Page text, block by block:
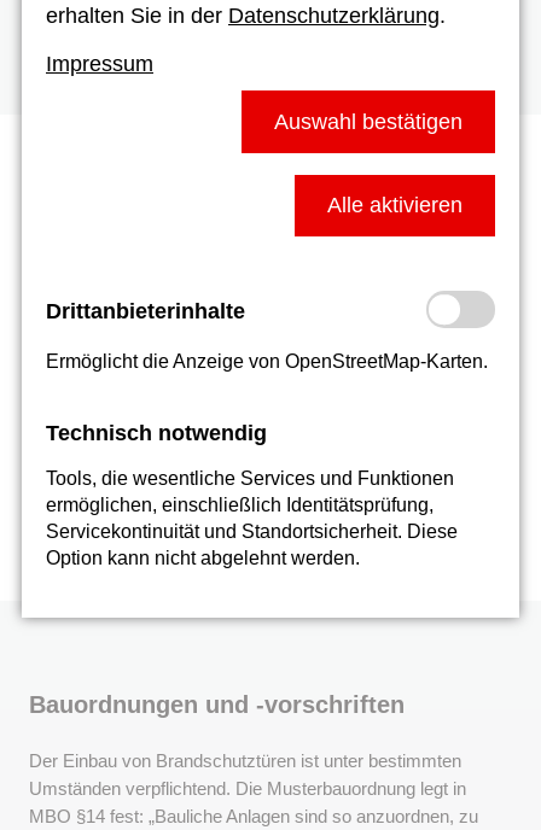
Prüfung von Brandschutztüren
Brandschutztüren verzögern im Brandfall die Ausbreitung des
sowie Sonderbauvorschriften gemäß zu installieren. DIN
4102 benennt die Vorgaben für Installation und Wartung der
schreiben in ASR A1.7 vor, dass Brandschutztüren in
sind etwa einmal jährlich durch einen Sachkundigen zu
Wollschläger Brandschutztüren Berlin
Bauordnungen und -vorschriften
Der Einbau von Brandschutztüren ist unter bestimmten
Umständen verpflichtend. Die Musterbauordnung legt in
MBO §14 fest: „Bauliche Anlagen sind so anzuordnen, zu
erhalten Sie in der Datenschutzerklärung.
Impressum
Auswahl bestätigen
Alle aktivieren
Drittanbieterinhalte
Ermöglicht die Anzeige von OpenStreetMap-Karten.
Technisch notwendig
Tools, die wesentliche Services und Funktionen
ermöglichen, einschließlich Identitätsprüfung,
Servicekontinuität und Standortsicherheit. Diese
Option kann nicht abgelehnt werden.